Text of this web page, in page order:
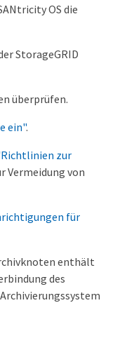
OS die
StorageGRID
überprüfen.
ein".
zur
Vermeidung von
für
enthält
des